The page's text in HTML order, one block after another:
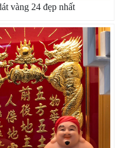
vàng 24 đẹp nhất